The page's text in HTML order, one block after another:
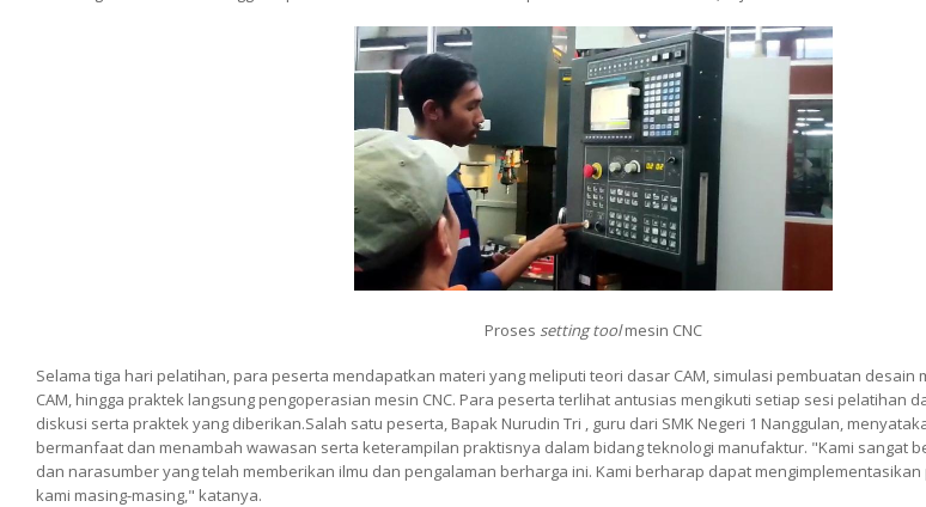
Proses setting toolmesin CNC
Selama tiga hari pelatihan, para peserta mendapatkan materi yang meliputi teori dasar CAM, simulasi pembuatan desain
CAM, hingga praktek langsung pengoperasian mesin CNC. Para peserta terlihat antusias mengikuti setiap sesi pelatihan
diskusi serta praktek yang diberikan.Salah satu peserta, Bapak Nurudin Tri , guru dari SMK Negeri 1 Nanggulan,
bermanfaat dan menambah wawasan serta keterampilan praktisnya dalam bidang teknologi manufaktur. "Kami sangat
dan narasumber yang telah memberikan ilmu dan pengalaman berharga ini. Kami berharap dapat
kami masing-masing," katanya.